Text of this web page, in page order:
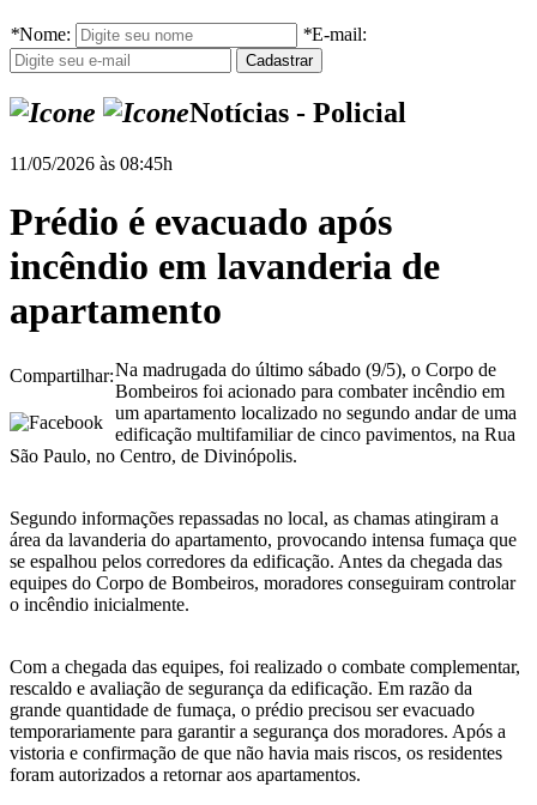
*Nome: *E-mail:
Notícias - Policial
11/05/2026 às 08:45h
Prédio é evacuado após
incêndio em lavanderia de
apartamento
Compartilhar:Na madrugada do último sábado (9/5), o Corpo de
Bombeiros foi acionado para combater incêndio em
um apartamento localizado no segundo andar de uma
edificação multifamiliar de cinco pavimentos, na Rua
São Paulo, no Centro, de Divinópolis.
Segundo informações repassadas no local, as chamas atingiram a
área da lavanderia do apartamento, provocando intensa fumaça que
se espalhou pelos corredores da edificação. Antes da chegada das
equipes do Corpo de Bombeiros, moradores conseguiram controlar
o incêndio inicialmente.
Com a chegada das equipes, foi realizado o combate complementar,
rescaldo e avaliação de segurança da edificação. Em razão da
grande quantidade de fumaça, o prédio precisou ser evacuado
temporariamente para garantir a segurança dos moradores. Após a
vistoria e confirmação de que não havia mais riscos, os residentes
foram autorizados a retornar aos apartamentos.